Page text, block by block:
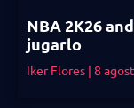
NBA 2K26
jugarlo
Iker Flores 8